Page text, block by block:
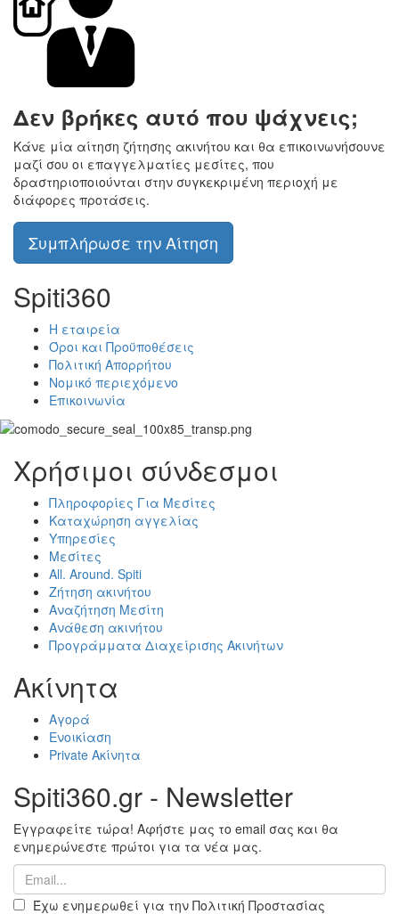
Δεν βρήκες αυτό που ψάχνεις;
Κάνε μία αίτηση ζήτησης ακινήτου και θα επικοινωνήσουνε
μαζί σου οι επαγγελματίες μεσίτες, που
δραστηριοποιούνται στην συγκεκριμένη περιοχή με
διάφορες προτάσεις.
Συμπλήρωσε την Αίτηση
Spiti360
Η εταιρεία
Όροι και Προϋποθέσεις
Πολιτική Απορρήτου
Νομικό περιεχόμενο
Επικοινωνία
Χρήσιμοι σύνδεσμοι
Πληροφορίες Για Μεσίτες
Καταχώρηση αγγελίας
Υπηρεσίες
Μεσίτες
All. Around. Spiti
Ζήτηση ακινήτου
Αναζήτηση Μεσίτη
Ανάθεση ακινήτου
Προγράμματα Διαχείρισης Ακινήτων
Ακίνητα
Αγορά
Ενοικίαση
Private Ακίνητα
Spiti360.gr - Newsletter
Εγγραφείτε τώρα! Αφήστε μας το email σας και θα
ενημερώνεστε πρώτοι για τα νέα μας.
Έχω ενημερωθεί για την Πολιτική Προστασίας